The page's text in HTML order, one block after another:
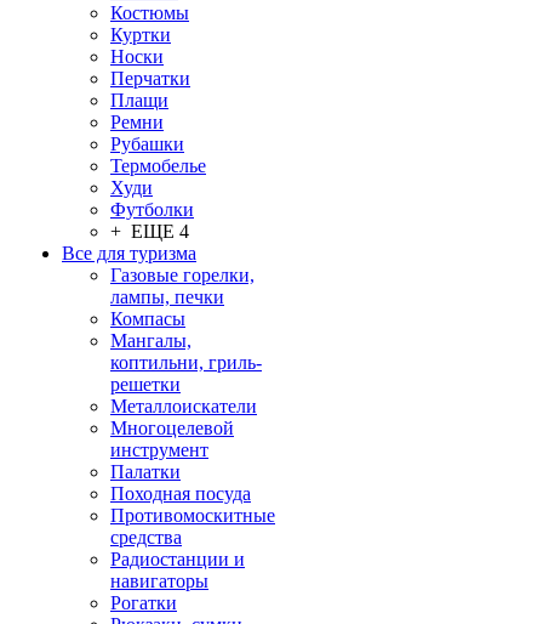
Костюмы
Куртки
Носки
Перчатки
Плащи
Ремни
Рубашки
Термобелье
Худи
Футболки
+ ЕЩЕ 4
Все для туризма
Газовые горелки,
лампы, печки
Компасы
Мангалы,
коптильни, гриль-
решетки
Металлоискатели
Многоцелевой
инструмент
Палатки
Походная посуда
Противомоскитные
средства
Радиостанции и
навигаторы
Рогатки